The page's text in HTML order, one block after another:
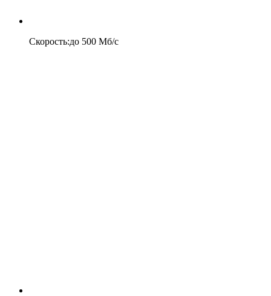
Скорость:до 500 Мб/c